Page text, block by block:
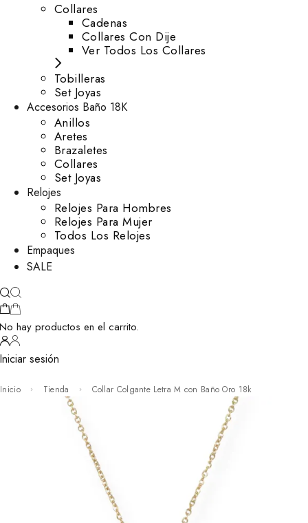
Collares
Cadenas
Collares Con Dije
Ver Todos Los Collares
Tobilleras
Set Joyas
Accesorios Baño 18K
Anillos
Aretes
Brazaletes
Collares
Set Joyas
Relojes
Relojes Para Hombres
Relojes Para Mujer
Todos Los Relojes
Empaques
SALE
hay productos en el carrito.
sesión
Inicio Tienda Collar Colgante Letra M con Baño Oro 18k